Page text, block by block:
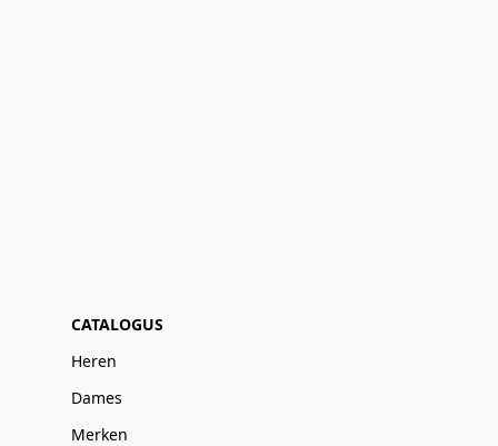
CATALOGUS
Heren
Dames
Merken